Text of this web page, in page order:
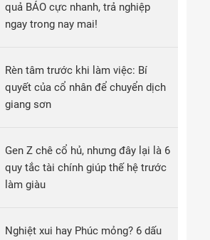
quả BÁO cực nhanh, trả nghiệp
ngay trong nay mai!
Rèn tâm trước khi làm việc: Bí
quyết của cổ nhân để chuyển dịch
giang sơn
Gen Z chê cổ hủ, nhưng đây lại là 6
quy tắc tài chính giúp thế hệ trước
làm giàu
Nghiệt xui hay Phúc mỏng? 6 dấu